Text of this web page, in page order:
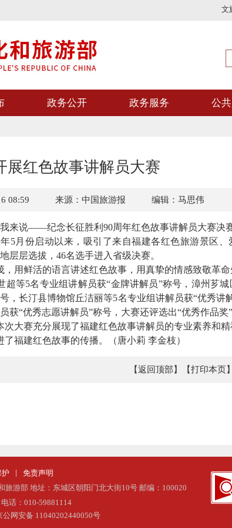
文
政务公开 政务服务 公
展红色故事讲解员大赛
08:59 来源：中国旅游报 编辑：马思伟
说——纪念长征胜利90周年红色故事讲解员大赛决赛
月份启动以来，吸引了来自福建各红色旅游景区、
层层选拔，46名选手进入省级决赛。
鲜活的语言讲述红色故事，用真挚的情感致敬革命
超等5名专业组讲解员获“金牌讲解员”称号，漳州芗
，长汀县博物馆丘洁丽等5名专业组讲解员获“优秀讲
“优秀志愿讲解员”称号，大赛还评选出“优秀作品奖
赛充分展现了福建红色故事讲解员的专业素养和精
福建红色故事的传播。（唐小莉 李金枝）
【返回顶部】 【打印本页】